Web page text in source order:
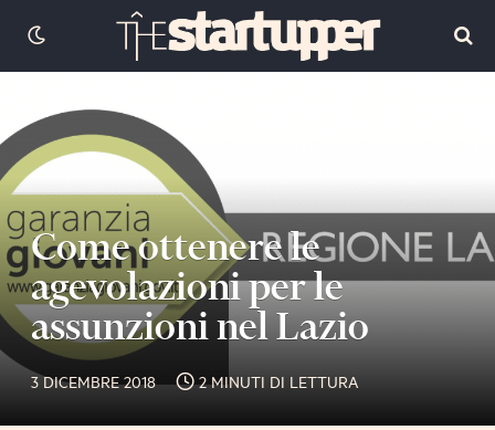
Come ottenere le
agevolazioni per le
assunzioni nel Lazio
3 DICEMBRE 2018 2 MINUTI DI LETTURA